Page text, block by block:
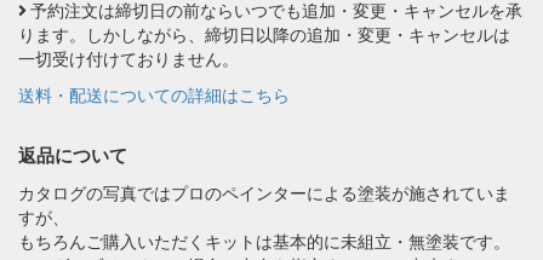
予約注文は締切日の前ならいつでも追加・変更・キャンセルを承
ります。しかしながら、締切日以降の追加・変更・キャンセルは
一切受け付けておりません。
送料・配送についての詳細はこちら
返品について
カタログの写真ではプロのペインターによる塗装が施されていま
すが、
もちろんご購入いただくキットは基本的に未組立・無塗装です。